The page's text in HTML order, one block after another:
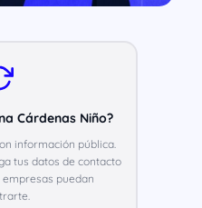
Cárdenas Niño?
información pública.
tus datos de contacto
puedan